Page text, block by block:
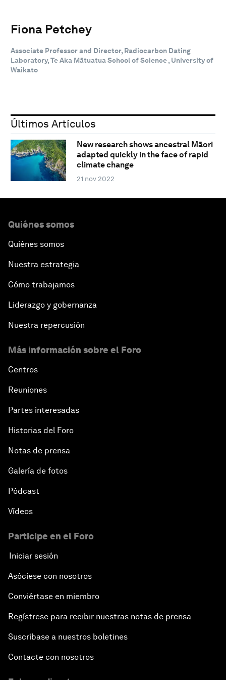
Fiona Petchey
Associate Professor and Director, Radiocarbon Dating
Laboratory, Te Aka Mātuatua School of Science , University of
Waikato
Últimos Artículos
New research shows ancestral Māori
adapted quickly in the face of rapid
climate change
21 nov 2022
Quiénes somos
Quiénes somos
Nuestra estrategia
Cómo trabajamos
Liderazgo y gobernanza
Nuestra repercusión
Más información sobre el Foro
Centros
Reuniones
Partes interesadas
Historias del Foro
Notas de prensa
Galería de fotos
Pódcast
Vídeos
Participe en el Foro
Iniciar sesión
Asóciese con nosotros
Conviértase en miembro
Regístrese para recibir nuestras notas de prensa
Suscríbase a nuestros boletines
Contacte con nosotros